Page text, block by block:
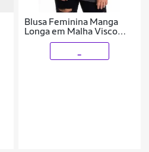
Blusa Feminina Manga
Longa em Malha Visco
Estampada